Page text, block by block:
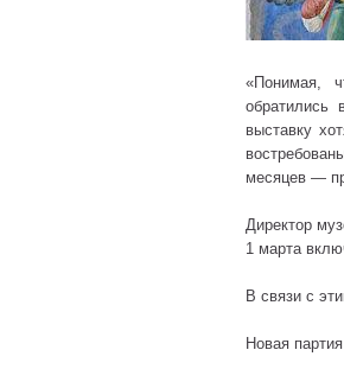
«Понимая,
обратились
выставку
месяцев —
Директор
1 марта
В связи с
Новая